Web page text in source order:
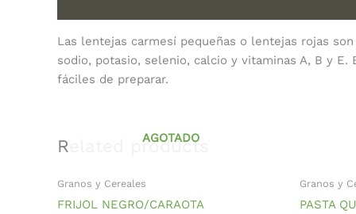
Las lentejas carmesí pequeñas o lentejas rojas
sodio, potasio, selenio, calcio y vitaminas A, B y
fáciles de preparar.
Related products
AGOTADO
Granos y Cereales
FRIJOL NEGRO/CARAOTA
Granos y
PASTA